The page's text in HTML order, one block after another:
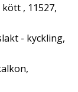
, 11527,
- kyckling,